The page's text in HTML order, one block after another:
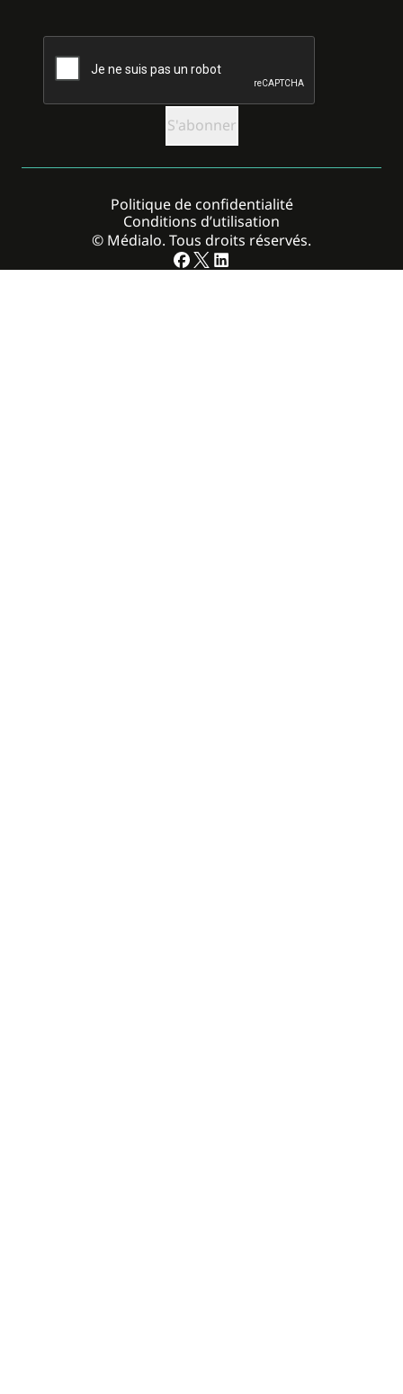
CAPTCHA
© Médialo. Tous droits réservés.
Politique de confidentialité
Conditions d’utilisation